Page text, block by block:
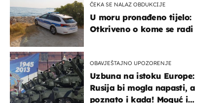
ČEKA SE NALAZ OBDUKCIJE
U moru pronađeno tijelo:
Otkriveno o kome se radi
OBAVJEŠTAJNO UPOZORENJE
Uzbuna na istoku Europe:
Rusija bi mogla napasti, a
poznato i kada! Moguć i